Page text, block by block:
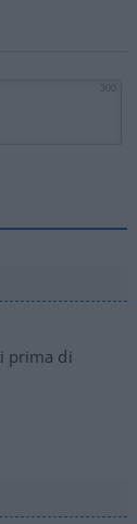
prima di